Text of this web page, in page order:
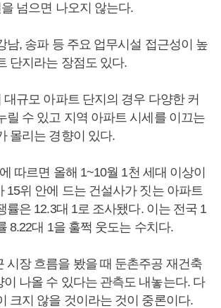
넘으면 나오지 않는다.
남, 송파 등 주요 업무시설 접근성이 높
단지라는 장점도 있다.
대규모 아파트 단지의 경우 다양한 커
릴 수 있고 지역 아파트 시세를 이끄는
몰리는 경향이 있다.
따르면 올해 1~10월 1천 세대 이상이
15위 안에 드는 건설사가 짓는 아파트
률은 12.3대 1로 조사됐다. 이는 전국 1
8.22대 1을 훌쩍 웃도는 수치다.
시장 흐름을 봤을 때 둔촌주공 재건축
나올 수 있다는 관측도 내놓는다. 다
크지 않을 것이라는 것이 중론이다.